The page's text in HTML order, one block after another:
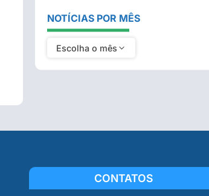
NOTÍCIAS POR MÊS
Escolha o mês
CONTATOS